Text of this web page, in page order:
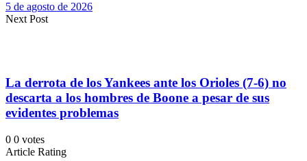
5 de agosto de 2026
Next Post
La derrota de los Yankees ante los Orioles (7-6) no
descarta a los hombres de Boone a pesar de sus
evidentes problemas
0 0 votes
Article Rating